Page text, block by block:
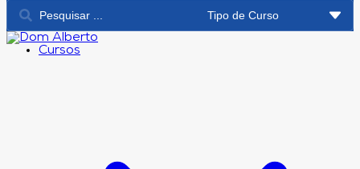
Cursos